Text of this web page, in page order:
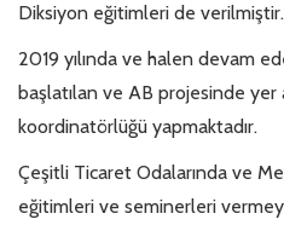
Diksiyon eğitimleri de verilmiştir.
2019 yılında ve halen devam
başlatılan ve AB projesinde yer
koordinatörlüğü yapmaktadır.
Çeşitli Ticaret Odalarında ve
eğitimleri ve seminerleri